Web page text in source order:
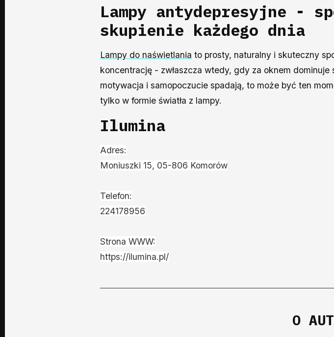
Lampy antydepresyjne -
skupienie każdego dnia
Lampy do naświetlania to prosty, naturalny i skuteczny
koncentrację - zwłaszcza wtedy, gdy za oknem
motywacja i samopoczucie spadają, to może być ten
tylko w formie światła z lampy.
Ilumina
Adres:
Moniuszki 15, 05-806 Komorów
Telefon:
224178956
Strona WWW:
https://ilumina.pl/
O